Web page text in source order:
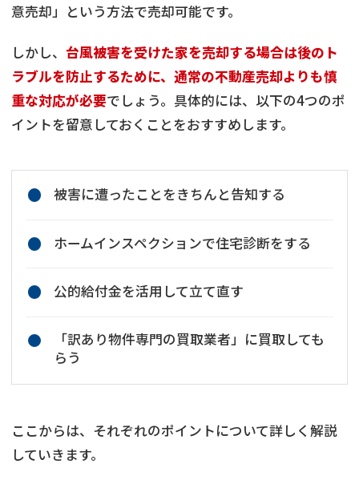
意売却」という方法で売却可能です。
しかし、 台風被害を受けた家を売却する場合は後のト
ラブルを防止するために、通常の不動産売却よりも慎
重な対応が必要でしょう。具体的には、以下の4つのポ
イントを留意しておくことをおすすめします。
被害に遭ったことをきちんと告知する
ホームインスペクションで住宅診断をする
公的給付金を活用して立て直す
「訳あり物件専門の買取業者」に買取しても
らう
ここからは、それぞれのポイントについて詳しく解説
していきます。